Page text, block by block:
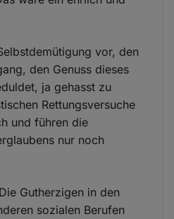
vor, den
den Genuss dieses
ja gehasst zu
Rettungsversuche
und führen die
nur noch
Gutherzigen in den
sozialen Berufen